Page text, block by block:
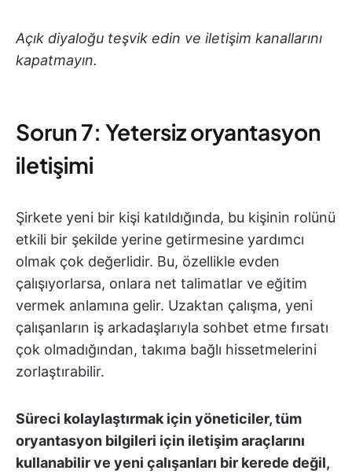
Açık diyaloğu teşvik edin ve iletişim kanallarını
kapatmayın.
Sorun 7: Yetersiz oryantasyon
iletişimi
Şirkete yeni bir kişi katıldığında, bu kişinin rolünü
etkili bir şekilde yerine getirmesine yardımcı
olmak çok değerlidir. Bu, özellikle evden
çalışıyorlarsa, onlara net talimatlar ve eğitim
vermek anlamına gelir. Uzaktan çalışma, yeni
çalışanların iş arkadaşlarıyla sohbet etme fırsatı
çok olmadığından, takıma bağlı hissetmelerini
zorlaştırabilir.
Süreci kolaylaştırmak için yöneticiler, tüm
oryantasyon bilgileri için iletişim araçlarını
kullanabilir ve yeni çalışanları bir kerede değil,